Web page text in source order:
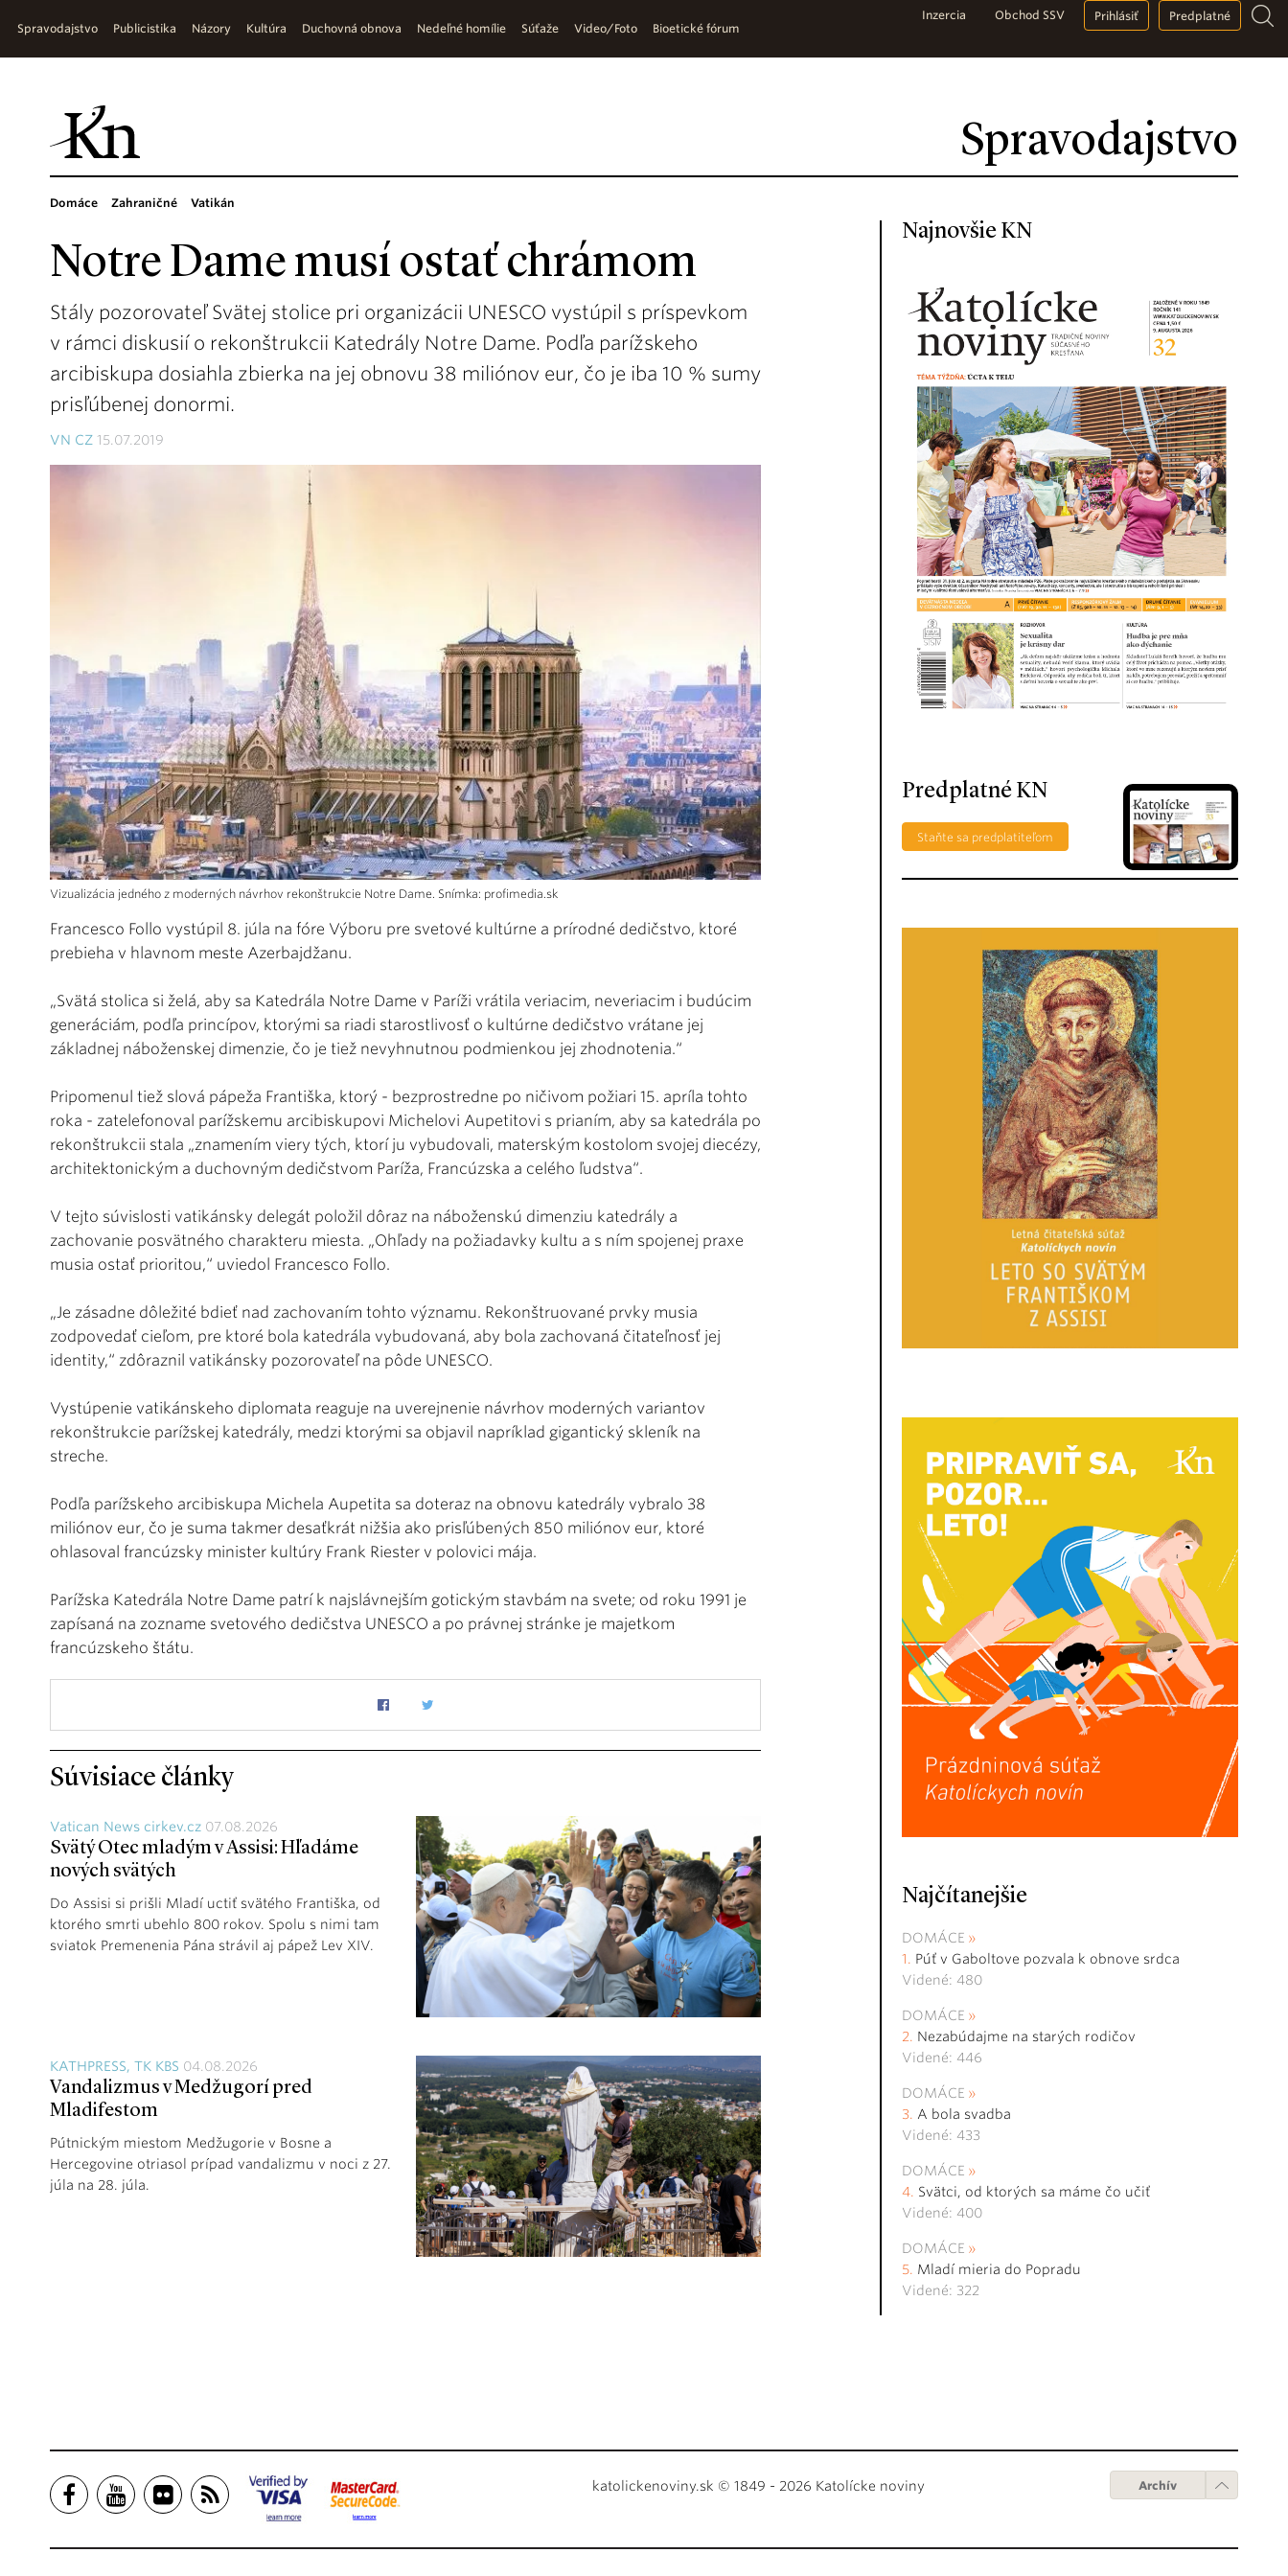
Spravodajstvo
Spravodajstvo Publicistika Názory Kultúra Duchovná obnova Nedeľné homílie Súťaže Video/Foto Bioetické fórum
Inzercia Obchod SSV Prihlásiť Predplatné
Domáce Zahraničné Vatikán
Notre Dame musí ostať chrámom
Stály pozorovateľ Svätej stolice pri organizácii UNESCO vystúpil s príspevkom
v rámci diskusií o rekonštrukcii Katedrály Notre Dame. Podľa parížskeho
arcibiskupa dosiahla zbierka na jej obnovu 38 miliónov eur, čo je iba 10 % sumy
prisľúbenej donormi.
VN CZ 15.07.2019
Vizualizácia jedného z moderných návrhov rekonštrukcie Notre Dame. Snímka: profimedia.sk
Francesco Follo vystúpil 8. júla na fóre Výboru pre svetové kultúrne a prírodné dedičstvo, ktoré
prebieha v hlavnom meste Azerbajdžanu.
„Svätá stolica si želá, aby sa Katedrála Notre Dame v Paríži vrátila veriacim, neveriacim i budúcim
generáciám, podľa princípov, ktorými sa riadi starostlivosť o kultúrne dedičstvo vrátane jej
základnej náboženskej dimenzie, čo je tiež nevyhnutnou podmienkou jej zhodnotenia.“
Pripomenul tiež slová pápeža Františka, ktorý - bezprostredne po ničivom požiari 15. apríla tohto
roka - zatelefonoval parížskemu arcibiskupovi Michelovi Aupetitovi s prianím, aby sa katedrála po
rekonštrukcii stala „znamením viery tých, ktorí ju vybudovali, materským kostolom svojej diecézy,
architektonickým a duchovným dedičstvom Paríža, Francúzska a celého ľudstva“.
V tejto súvislosti vatikánsky delegát položil dôraz na náboženskú dimenziu katedrály a
zachovanie posvätného charakteru miesta. „Ohľady na požiadavky kultu a s ním spojenej praxe
musia ostať prioritou,“ uviedol Francesco Follo.
„Je zásadne dôležité bdieť nad zachovaním tohto významu. Rekonštruované prvky musia
zodpovedať cieľom, pre ktoré bola katedrála vybudovaná, aby bola zachovaná čitateľnosť jej
identity,“ zdôraznil vatikánsky pozorovateľ na pôde UNESCO.
Vystúpenie vatikánskeho diplomata reaguje na uverejnenie návrhov moderných variantov
rekonštrukcie parížskej katedrály, medzi ktorými sa objavil napríklad gigantický skleník na
streche.
Podľa parížskeho arcibiskupa Michela Aupetita sa doteraz na obnovu katedrály vybralo 38
miliónov eur, čo je suma takmer desaťkrát nižšia ako prisľúbených 850 miliónov eur, ktoré
ohlasoval francúzsky minister kultúry Frank Riester v polovici mája.
Parížska Katedrála Notre Dame patrí k najslávnejším gotickým stavbám na svete; od roku 1991 je
zapísaná na zozname svetového dedičstva UNESCO a po právnej stránke je majetkom
francúzskeho štátu.
Súvisiace články
Vatican News cirkev.cz 07.08.2026
Svätý Otec mladým v Assisi: Hľadáme
nových svätých
Do Assisi si prišli Mladí uctiť svätého Františka, od
ktorého smrti ubehlo 800 rokov. Spolu s nimi tam
sviatok Premenenia Pána strávil aj pápež Lev XIV.
KATHPRESS, TK KBS 04.08.2026
Vandalizmus v Medžugorí pred
Mladifestom
Pútnickým miestom Medžugorie v Bosne a
Hercegovine otriasol prípad vandalizmu v noci z 27.
júla na 28. júla.
Najnovšie KN
Predplatné KN
Staňte sa predplatiteľom
Najčítanejšie
DOMÁCE
Púť v Gaboltove pozvala k obnove srdca
Videné: 480
DOMÁCE
Nezabúdajme na starých rodičov
Videné: 446
DOMÁCE
A bola svadba
Videné: 433
DOMÁCE
Svätci, od ktorých sa máme čo učiť
Videné: 400
DOMÁCE
Mladí mieria do Popradu
Videné: 322
katolickenoviny.sk © 1849 - 2026 Katolícke noviny Archív